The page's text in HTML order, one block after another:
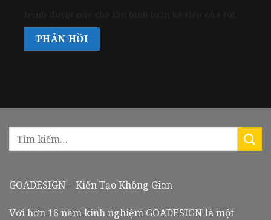
GOADESIGN – Kiến Tạo Không Gian
Với hơn 16 năm kinh nghiệm GOADESIGN là một